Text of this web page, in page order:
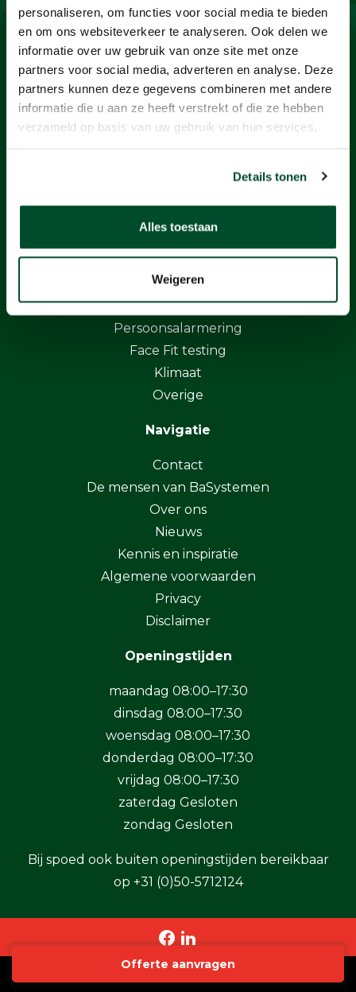
personaliseren, om functies voor social media te bieden
en om ons websiteverkeer te analyseren. Ook delen we
informatie over uw gebruik van onze site met onze
partners voor social media, adverteren en analyse. Deze
partners kunnen deze gegevens combineren met andere
informatie die u aan ze heeft verstrekt of die ze hebben
verzameld op basis van uw gebruik van hun services.
Details tonen
Alles toestaan
Weigeren
Offerte aanvragen
Contact
BaSystemen BV
Protonstraat 13G
9743 AL Groningen
+31505712124
Geluidmeters
Luchtbemonstering
Elektromagnetische velden
Persoonsalarmering
Face Fit testing
Klimaat
Overige
Navigatie
Contact
De mensen van BaSystemen
Over ons
Nieuws
Kennis en inspiratie
Algemene voorwaarden
Privacy
Disclaimer
Openingstijden
maandag 08:00–17:30
dinsdag 08:00–17:30
woensdag 08:00–17:30
donderdag 08:00–17:30
vrijdag 08:00–17:30
zaterdag Gesloten
zondag Gesloten
Bij spoed ook buiten openingstijden bereikbaar
op +31 (0)50-5712124
Copyright 2026 BaSystemen B.V.